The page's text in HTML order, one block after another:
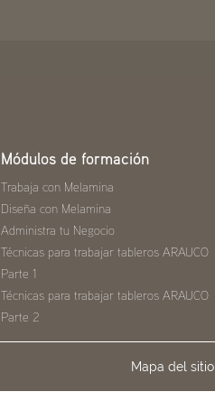
Módulos de formación
Trabaja con Melamina
Diseña con Melamina
Administra tu Negocio
Técnicas para trabajar tableros ARAUCO
Parte 1
Técnicas para trabajar tableros ARAUCO
Parte 2
Mapa del sitio